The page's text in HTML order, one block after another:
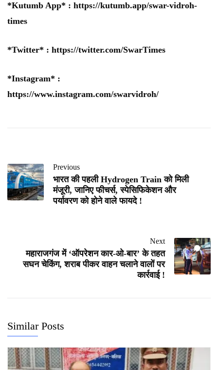
*Kutumb App* : https://kutumb.app/swar-vidroh-
times
*Twitter* : https://twitter.com/SwarTimes
*Instagram* :
https://www.instagram.com/swarvidroh/
Previous
भारत की पहली Hydrogen Train को मिली
मंजूरी, जानिए फीचर्स, स्पेसिफिकेशन और
पर्यावरण को होने वाले फायदे !
Next
महाराजगंज में ‘ऑपरेशन कार-ओ-बार’ के तहत
सघन चेकिंग, शराब पीकर वाहन चलाने वालों पर
कार्रवाई !
Similar Posts